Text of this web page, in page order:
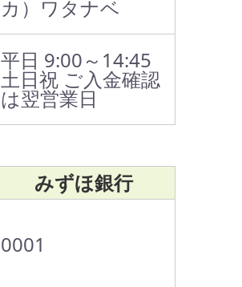
カ）ワタナベ
平日 9:00～14:45
土日祝 ご入金確認
は翌営業日
みずほ銀行
0001